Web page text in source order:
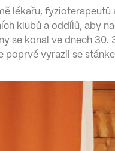
lékařů,
klubů a oddílů, aby
se konal ve dnech 30.
poprvé vyrazil se